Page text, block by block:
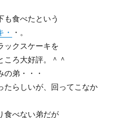
も食べたという
・
・。
ックスケーキを
ころ大好評。＾＾
の弟・・・
たらしいが、回ってこなか
食べない弟だが